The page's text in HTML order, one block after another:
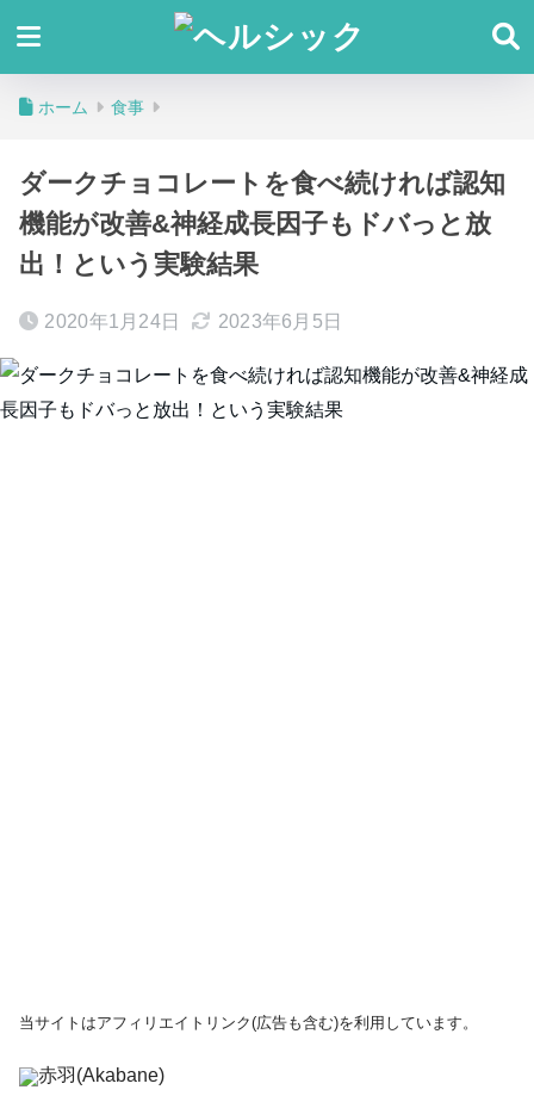
ホーム 食事
ダークチョコレートを食べ続ければ認知
機能が改善&神経成長因子もドバっと放
出！という実験結果
2020年1月24日 2023年6月5日
当サイトはアフィリエイトリンク(広告も含む)を利用しています。
赤羽(Akabane)